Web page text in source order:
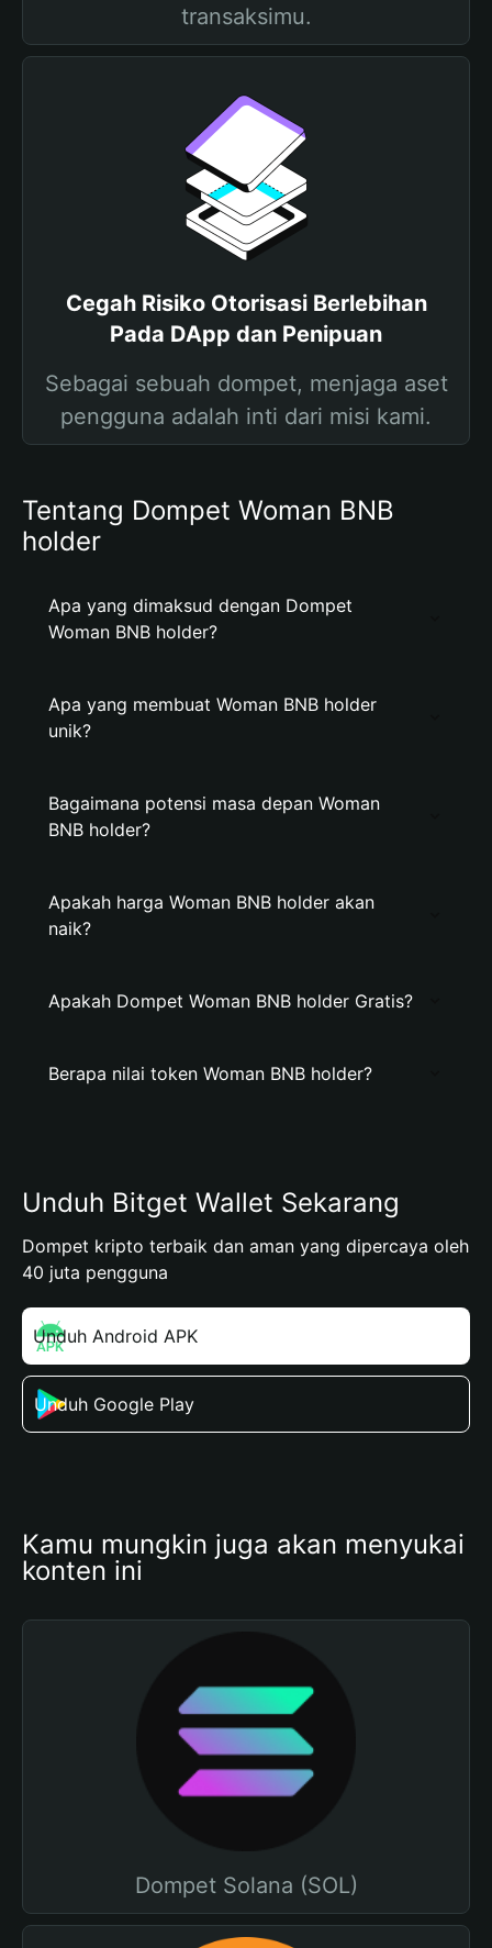
transaksimu.
Cegah Risiko Otorisasi Berlebihan
Pada DApp dan Penipuan
Sebagai sebuah dompet, menjaga aset
pengguna adalah inti dari misi kami.
Tentang Dompet Woman BNB
holder
Apa yang dimaksud dengan Dompet
Woman BNB holder?
Apa yang membuat Woman BNB holder
unik?
Bagaimana potensi masa depan Woman
BNB holder?
Apakah harga Woman BNB holder akan
naik?
Apakah Dompet Woman BNB holder Gratis?
Berapa nilai token Woman BNB holder?
Unduh Bitget Wallet Sekarang
Dompet kripto terbaik dan aman yang dipercaya oleh
40 juta pengguna
Unduh Android APK
Unduh Google Play
Kamu mungkin juga akan menyukai
konten ini
Dompet Solana (SOL)